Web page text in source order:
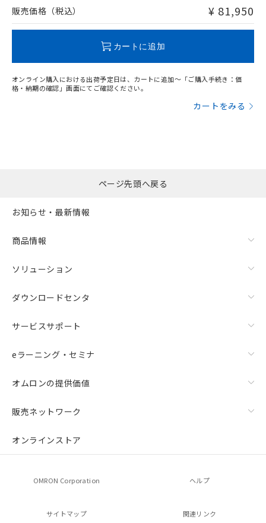
問い合わせください。
販売価格（税込） ¥ 81,950
カートに追加
オンライン購入における出荷予定日は、カートに追加～「ご購入手続き：価
格・納期の確認」画面にてご確認ください。
カートをみる
ページ先頭へ戻る
お知らせ・最新情報
商品情報
ソリューション
ダウンロードセンタ
サービスサポート
eラーニング・セミナ
オムロンの提供価値
販売ネットワーク
オンラインストア
OMRON Corporation ヘルプ
サイトマップ 関連リンク